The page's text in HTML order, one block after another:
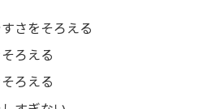
さをそろえる
ろえる
ろえる